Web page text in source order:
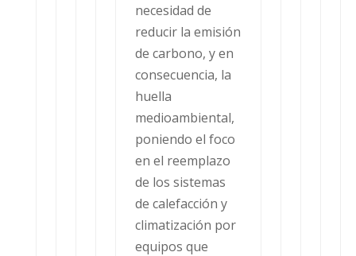
necesidad de
reducir la emisión
de carbono, y en
consecuencia, la
huella
medioambiental,
poniendo el foco
en el reemplazo
de los sistemas
de calefacción y
climatización por
equipos que